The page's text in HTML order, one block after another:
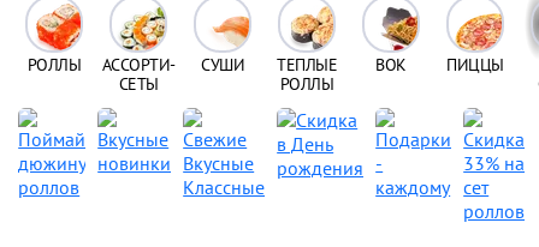
РОЛЛЫ
АССОРТИ-
СЕТЫ
СУШИ
ТЕПЛЫЕ
РОЛЛЫ
ВОК ПИЦЦЫ